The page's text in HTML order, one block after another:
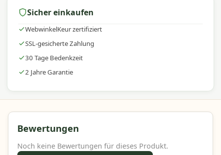
Sicher einkaufen
WebwinkelKeur zertifiziert
SSL-gesicherte Zahlung
30 Tage Bedenkzeit
2 Jahre Garantie
Bewertungen
Noch keine Bewertungen für dieses Produkt.